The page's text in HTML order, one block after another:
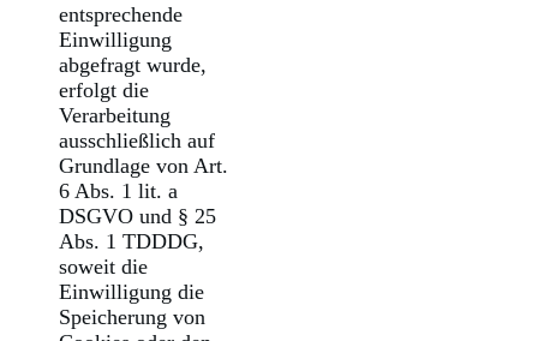
entsprechende
Einwilligung
abgefragt wurde,
erfolgt die
Verarbeitung
ausschließlich auf
Grundlage von Art.
6 Abs. 1 lit. a
DSGVO und § 25
Abs. 1 TDDDG,
soweit die
Einwilligung die
Speicherung von